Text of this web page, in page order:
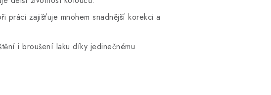
práci zajišťuje mnohem snadnější korekci a
i broušení laku díky jedinečnému